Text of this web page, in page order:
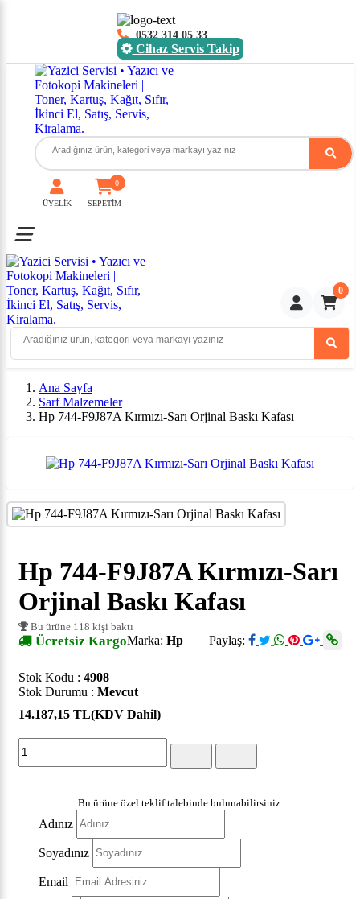
0532 314 05 33
Cihaz Servis Takip
ÜYELİK SEPETİM
0
Toggle mobile menu
0
Ana Sayfa
Sarf Malzemeler
Hp 744-F9J87A Kırmızı-Sarı Orjinal Baskı Kafası
Hp 744-F9J87A Kırmızı-Sarı
Orjinal Baskı Kafası
Bu ürüne 118 kişi baktı
Ücretsiz Kargo Paylaş:
Marka: Hp
Stok Kodu : 4908
Stok Durumu : Mevcut
14.187,15 TL(KDV Dahil)
Bu ürüne özel teklif talebinde bulunabilirsiniz.
Adınız
Soyadınız
Email